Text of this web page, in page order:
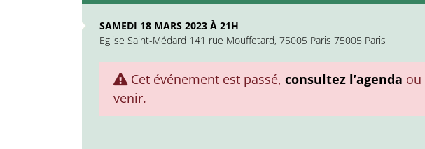
SAMEDI 18 MARS 2023 À 21H
Eglise Saint-Médard 141 rue Mouffetard, 75005 Paris 75005 Paris
Cet événement est passé, consultez l’agenda ou
venir.